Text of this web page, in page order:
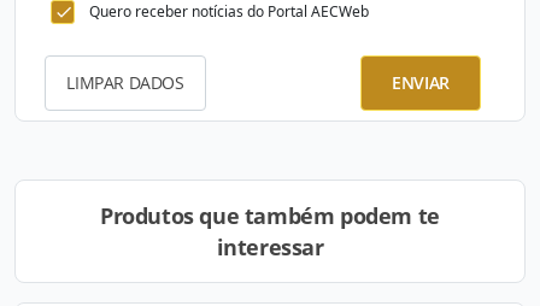
Quero receber notícias do Portal AECWeb
LIMPAR DADOS ENVIAR
Produtos que também podem te
interessar